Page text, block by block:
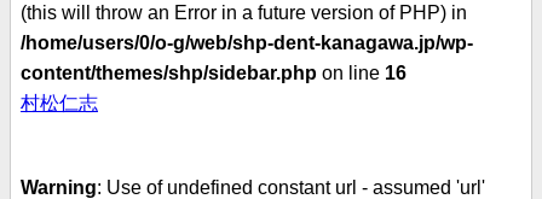
(this will throw an Error in a future version of PHP) in
/home/users/0/o-g/web/shp-dent-kanagawa.jp/wp-
content/themes/shp/sidebar.php on line 16
村松仁志
Warning: Use of undefined constant url - assumed 'url'